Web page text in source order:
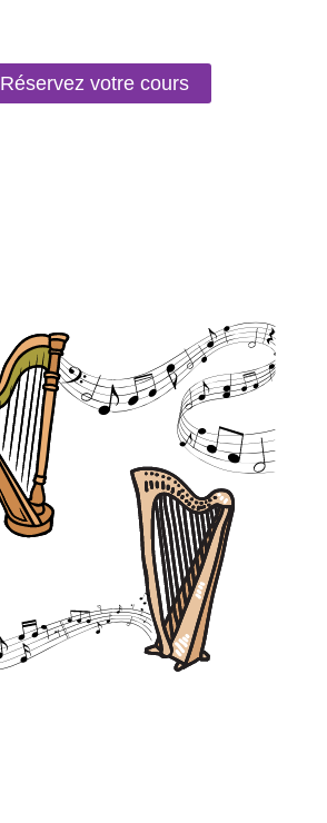
Réservez votre cours